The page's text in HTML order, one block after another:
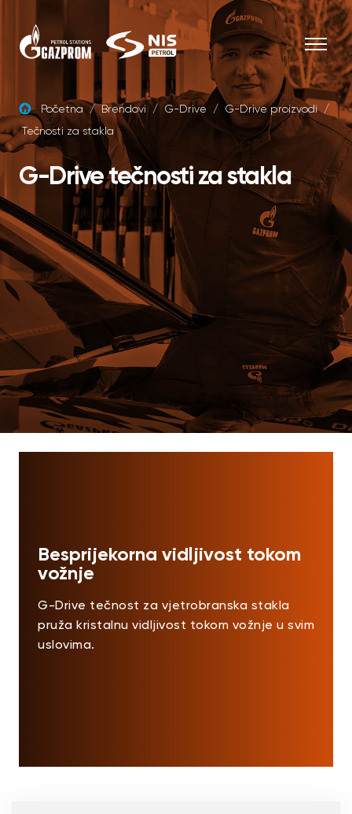
Početna / Brendovi / G-Drive / G-Drive proizvodi /
Tečnosti za stakla
G-Drive tečnosti za stakla
Besprijekorna vidljivost tokom
vožnje
G-Drive tečnost za vjetrobranska stakla
pruža kristalnu vidljivost tokom vožnje u svim
uslovima.